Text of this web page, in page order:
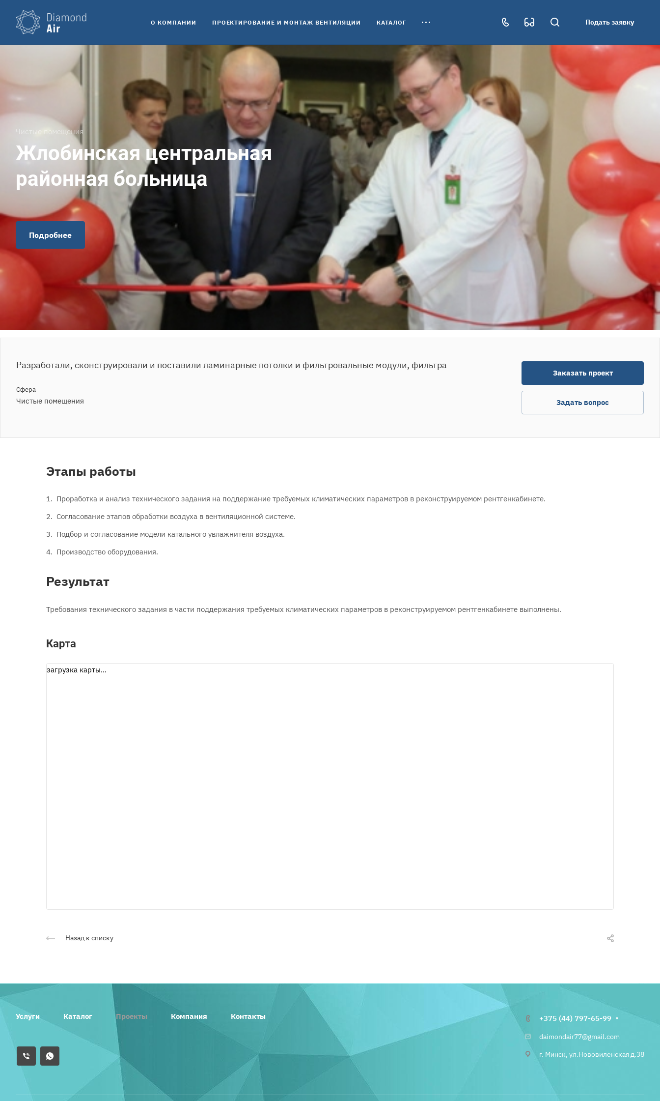
O КОМПАНИИ ПРОЕКТИРОВАНИЕ И МОНТАЖ ВЕНТИЛЯЦИИ КАТАЛОГ Подать заявку
Чистые помещения
Жлобинская центральная
районная больница
Подробнее
Разработали, сконструировали и поставили ламинарные потолки и фильтровальные модули, фильтра
Сфера
Чистые помещения
Заказать проект
Задать вопрос
Этапы работы
Проработка и анализ технического задания на поддержание требуемых климатических параметров в реконструируемом рентгенкабинете.
Согласование этапов обработки воздуха в вентиляционной системе.
Подбор и согласование модели катального увлажнителя воздуха.
Производство оборудования.
Результат
Требования технического задания в части поддержания требуемых климатических параметров в реконструируемом рентгенкабинете выполнены.
Карта
загрузка карты...
Назад к списку
Услуги Каталог Проекты Компания Контакты +375 (44) 797-65-99
daimondair77@gmail.com
г. Минск, ул.Нововиленская д.38